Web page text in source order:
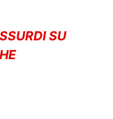
SU